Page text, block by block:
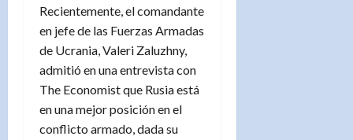
Recientemente, el comandante
en jefe de las Fuerzas Armadas
de Ucrania, Valeri Zaluzhny,
admitió en una entrevista con
The Economist que Rusia está
en una mejor posición en el
conflicto armado, dada su